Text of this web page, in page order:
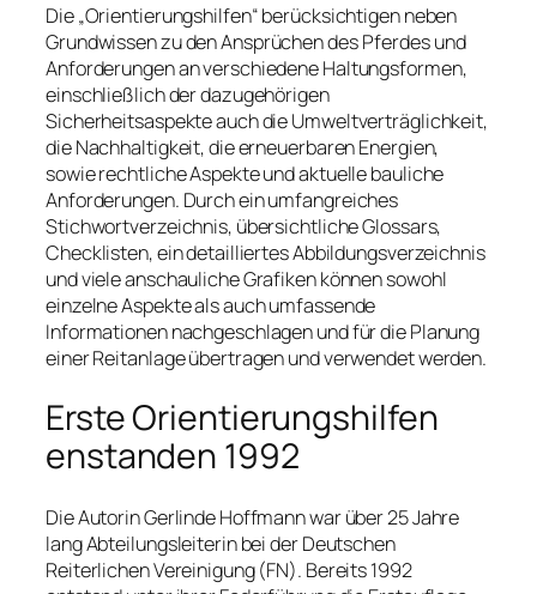
Die „Orientierungshilfen“ berücksichtigen neben
Grundwissen zu den Ansprüchen des Pferdes und
Anforderungen an verschiedene Haltungsformen,
einschließlich der dazugehörigen
Sicherheitsaspekte auch die Umweltverträglichkeit,
die Nachhaltigkeit, die erneuerbaren Energien,
sowie rechtliche Aspekte und aktuelle bauliche
Anforderungen. Durch ein umfangreiches
Stichwortverzeichnis, übersichtliche Glossars,
Checklisten, ein detailliertes Abbildungsverzeichnis
und viele anschauliche Grafiken können sowohl
einzelne Aspekte als auch umfassende
Informationen nachgeschlagen und für die Planung
einer Reitanlage übertragen und verwendet werden.
Erste Orientierungshilfen
enstanden 1992
Die Autorin Gerlinde Hoffmann war über 25 Jahre
lang Abteilungsleiterin bei der Deutschen
Reiterlichen Vereinigung (FN). Bereits 1992